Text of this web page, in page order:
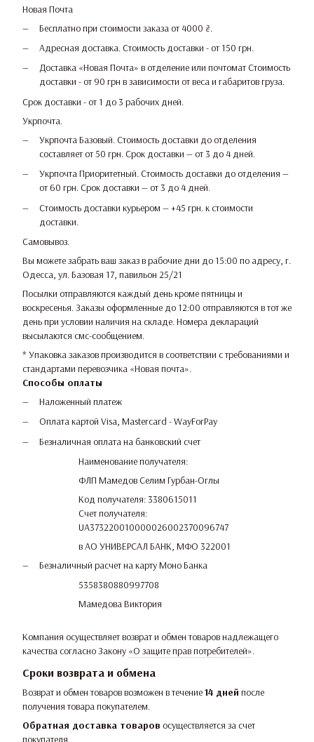
Новая Почта
Бесплатно при стоимости заказа от 4000 ₴.
Адресная доставка. Стоимость доставки - от 150 грн.
Доставка «Новая Почта» в отделение или почтомат Стоимость
доставки - от 90 грн в зависимости от веса и габаритов груза.
Срок доставки - от 1 до 3 рабочих дней.
Укрпочта.
Укрпочта Базовый. Стоимость доставки до отделения
составляет от 50 грн. Срок доставки — от 3 до 4 дней.
Укрпочта Приоритетный. Стоимость доставки до отделения —
от 60 грн. Срок доставки — от 3 до 4 дней.
Стоимость доставки курьером — +45 грн. к стоимости
доставки.
Самовывоз.
Вы можете забрать ваш заказ в рабочие дни до 15:00 по адресу, г.
Одесса, ул. Базовая 17, павильон 25/21
Посылки отправляются каждый день кроме пятницы и
воскресенья. Заказы оформленные до 12:00 отправляются в тот же
день при условии наличия на складе. Номера деклараций
высылаются смс-сообщением.
* Упаковка заказов производится в соответствии с требованиями и
стандартами перевозчика «Новая почта».
Способы оплаты
Наложенный платеж
Оплата картой Visa, Mastercard - WayForPay
Безналичная оплата на банковский счет
Наименование получателя:
ФЛП Мамедов Селим Гурбан-Оглы
Код получателя: 3380615011
Счет получателя:
UA373220010000026002370096747
в АО УНИВЕРСАЛ БАНК, МФО 322001
Безналичный расчет на карту Моно Банка
5358380880997708
Мамедова Виктория
Компания осуществляет возврат и обмен товаров надлежащего
качества согласно Закону «О защите прав потребителей».
Сроки возврата и обмена
Возврат и обмен товаров возможен в течение14 дней после
получения товара покупателем.
Обратная доставка товаров осуществляется за счет
покупателя.